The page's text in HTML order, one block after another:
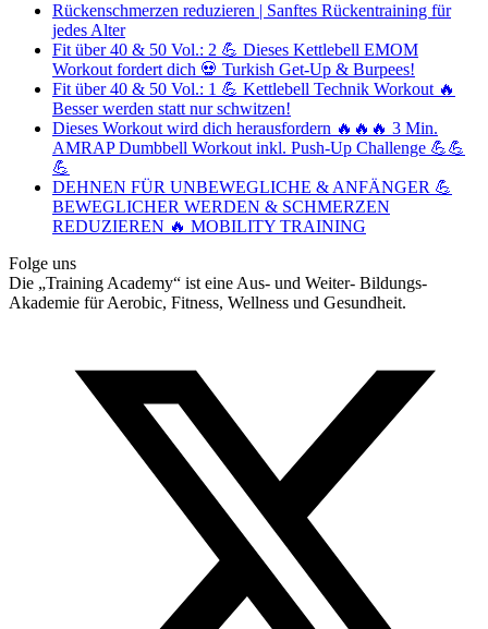
Rückenschmerzen reduzieren | Sanftes Rückentraining für
jedes Alter
Fit über 40 & 50 Vol.: 2 💪 Dieses Kettlebell EMOM
Workout fordert dich 💀 Turkish Get-Up & Burpees!
Fit über 40 & 50 Vol.: 1 💪 Kettlebell Technik Workout 🔥
Besser werden statt nur schwitzen!
Dieses Workout wird dich herausfordern 🔥🔥🔥 3 Min.
AMRAP Dumbbell Workout inkl. Push-Up Challenge 💪💪
💪
DEHNEN FÜR UNBEWEGLICHE & ANFÄNGER 💪
BEWEGLICHER WERDEN & SCHMERZEN
REDUZIEREN 🔥 MOBILITY TRAINING
Folge uns
Die „Training Academy“ ist eine Aus- und Weiter- Bildungs-
Akademie für Aerobic, Fitness, Wellness und Gesundheit.